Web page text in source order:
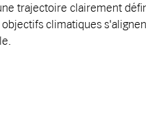
trajectoire clairement
objectifs climatiques